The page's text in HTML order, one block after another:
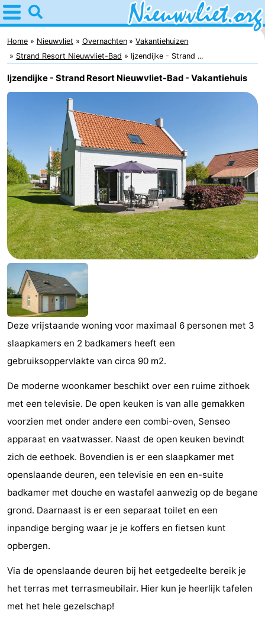
Home
Nieuwvliet
Tips
Voor
Appartementen
Campings
Hotels
Vakantiehuizen
-
Bad
Meersee
Beach
Resort
Nieuwvliet-
Bad
-
De
Meulinge
EuroParcs
Cadzand
-
Hoogduin
-
Résidence
Bad
Resort
Bad
-
Strand
Resort
Nieuwvliet-
Bad
-
Waterdunen
-
Zeebad
-
Zonneweelde
-
Home Nieuwvliet Overnachten
Vakantiehuizen
Strand Resort Nieuwvliet-Bad
Ijzendijke - Strand ...
Ijzendijke - Strand Resort Nieuwvliet-Bad - Vakantiehuis
Deze vrijstaande woning voor maximaal 6 personen met 3
slaapkamers en 2 badkamers heeft een
gebruiksoppervlakte van circa 90 m2.
De moderne woonkamer beschikt over een ruime zithoek
met een televisie. De open keuken is van alle gemakken
voorzien met onder andere een combi-oven, Senseo
apparaat en vaatwasser. Naast de open keuken bevindt
zich de eethoek. Bovendien is er een slaapkamer met
openslaande deuren, een televisie en een en-suite
badkamer met douche en wastafel aanwezig op de begane
grond. Daarnaast is er een separaat toilet en een
inpandige berging waar je je koffers en fietsen kunt
opbergen.
Via de openslaande deuren bij het eetgedeelte bereik je
het terras met terrasmeubilair. Hier kun je heerlijk tafelen
met het hele gezelschap!